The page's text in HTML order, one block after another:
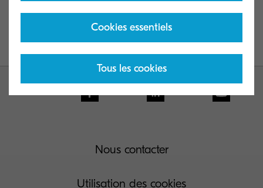
Comptez sur nous - Février 2022
Nous contacter
Utilisation des cookies
Cookies essentiels
Tous les cookies